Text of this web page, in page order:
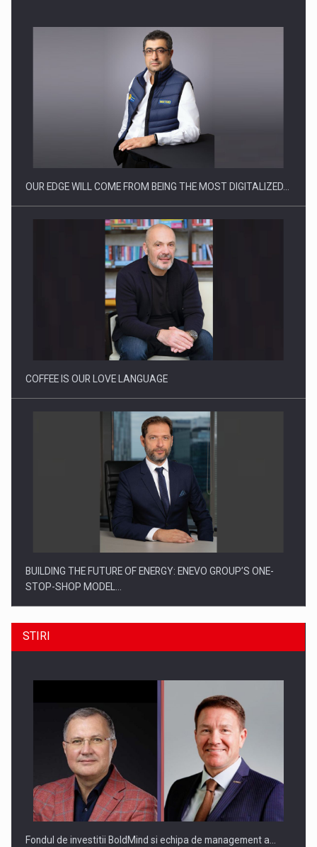
CEO Conference - Shaping The Future - Technology and…
Webinar - Business Evolution-RETHINK STRATEGY-Finantare
Investitii Digitalizare
OUR EDGE WILL COME FROM BEING THE MOST DIGITALIZED…
COFFEE IS OUR LOVE LANGUAGE
BUILDING THE FUTURE OF ENERGY: ENEVO GROUP’S ONE-
STOP-SHOP MODEL…
ROOTED IN ROMANIA, BUILT TO DELIVER TECHNOLOGY FOR
THE…
STIRI
Fondul de investitii BoldMind si echipa de management a…